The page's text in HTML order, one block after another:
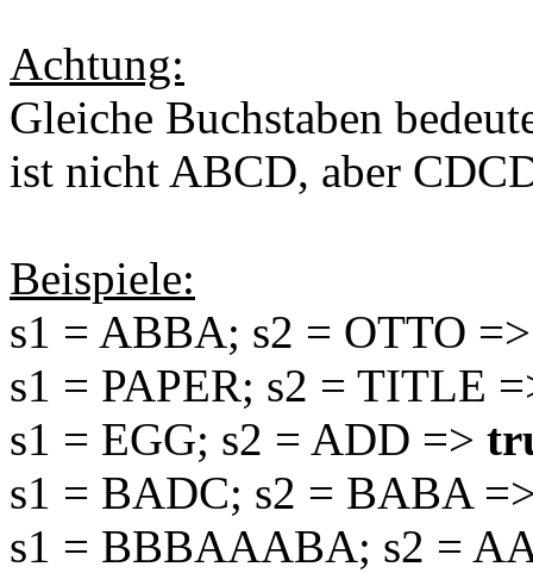
Achtung:
Gleiche Buchstaben
ist nicht ABCD, aber
Beispiele:
s1 = ABBA; s2 = OTTO
s1 = PAPER; s2 = TITLE
s1 = EGG; s2 = ADD =>
s1 = BADC; s2 = BABA
s1 = BBBAAABA; s2 =